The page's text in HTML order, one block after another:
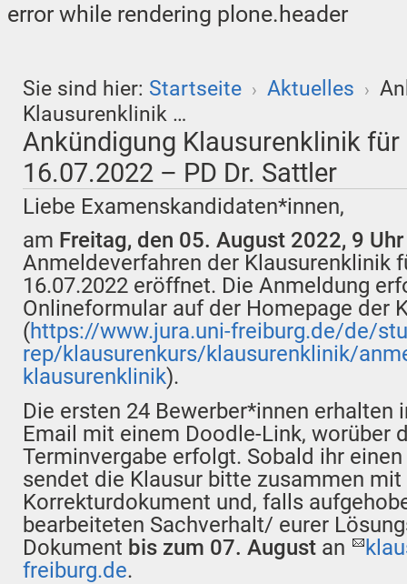
error while rendering plone.header
Sie sind hier: Startseite › Aktuelles ›
Klausurenklinik …
Ankündigung Klausurenklinik
16.07.2022 – PD Dr. Sattler
Liebe Examenskandidaten*innen,
am Freitag, den 05. August 2022, 9
Anmeldeverfahren der Klausurenklinik
16.07.2022 eröffnet. Die Anmeldung
Onlineformular auf der Homepage der
(https://www.jura.uni-freiburg.de/de/
rep/klausurenkurs/klausurenklinik/
klausurenklinik).
Die ersten 24 Bewerber*innen erhalten
Email mit einem Doodle-Link, worüber
Terminvergabe erfolgt. Sobald ihr
sendet die Klausur bitte zusammen mit
Korrekturdokument und, falls
bearbeiteten Sachverhalt/ eurer
Dokument bis zum 07. August an
freiburg.de.